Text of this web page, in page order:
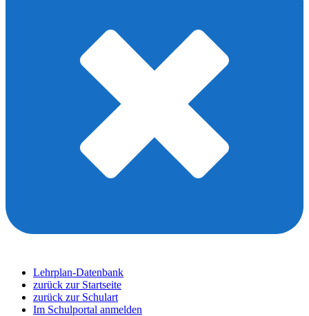
Lehrplan-Datenbank
zurück zur Startseite
zurück zur Schulart
Im Schulportal anmelden